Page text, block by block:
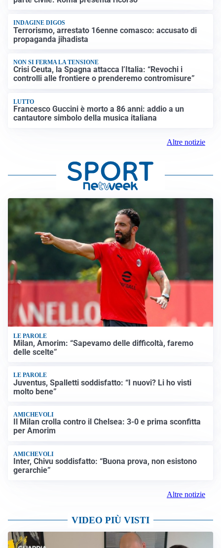
INDAGINE DIGOS
Terrorismo, arrestato 16enne comasco: accusato di
propaganda jihadista
NON SI FERMA LA TENSIONE
Crisi Ceuta, la Spagna attacca l’Italia: “Revochi i
controlli alle frontiere o prenderemo contromisure”
LUTTO
Francesco Guccini è morto a 86 anni: addio a un
cantautore simbolo della musica italiana
Altre notizie
LE PAROLE
Milan, Amorim: “Sapevamo delle difficoltà, faremo
delle scelte”
LE PAROLE
Juventus, Spalletti soddisfatto: “I nuovi? Li ho visti
molto bene”
AMICHEVOLI
Il Milan crolla contro il Chelsea: 3-0 e prima sconfitta
per Amorim
AMICHEVOLI
Inter, Chivu soddisfatto: “Buona prova, non esistono
gerarchie”
Altre notizie
VIDEO PIÙ VISTI